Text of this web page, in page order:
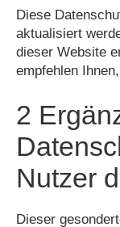
Diese
aktualisiert
dieser Website
empfehlen
2
Nutzer
Dieser